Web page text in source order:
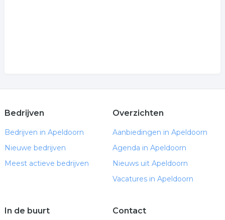
Bedrijven
Bedrijven in Apeldoorn
Nieuwe bedrijven
Meest actieve bedrijven
Overzichten
Aanbiedingen in Apeldoorn
Agenda in Apeldoorn
Nieuws uit Apeldoorn
Vacatures in Apeldoorn
In de buurt Contact